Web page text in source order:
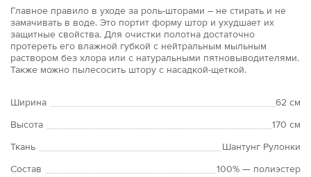
Главное правило в уходе за роль-шторами – не стирать и не
замачивать в воде. Это портит форму штор и ухудшает их
защитные свойства. Для очистки полотна достаточно
протереть его влажной губкой с нейтральным мыльным
раствором без хлора или с натуральными пятновыводителями.
Также можно пылесосить штору с насадкой-щеткой.
Ширина
62 см
Высота
170 см
Ткань
Шантунг Рулонки
Состав
100% — полиэстер